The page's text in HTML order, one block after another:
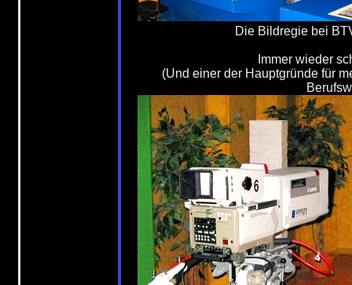
Die Bildregie bei
Immer wieder
(Und einer der Hauptgründe für